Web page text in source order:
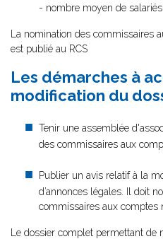
- nombre moyen de
La nomination des commissaires
est publié au RCS
Les démarches à
modification du
Tenir une assemblée
des commissaires aux
Publier un avis relatif à la
d’annonces légales. Il doit
commissaires aux comptes
Le dossier complet permettant